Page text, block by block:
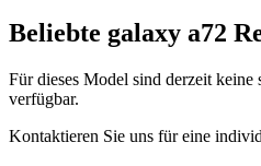
Beliebte galaxy a72
Für dieses Model sind derzeit keine
verfügbar.
Kontaktieren Sie uns für eine